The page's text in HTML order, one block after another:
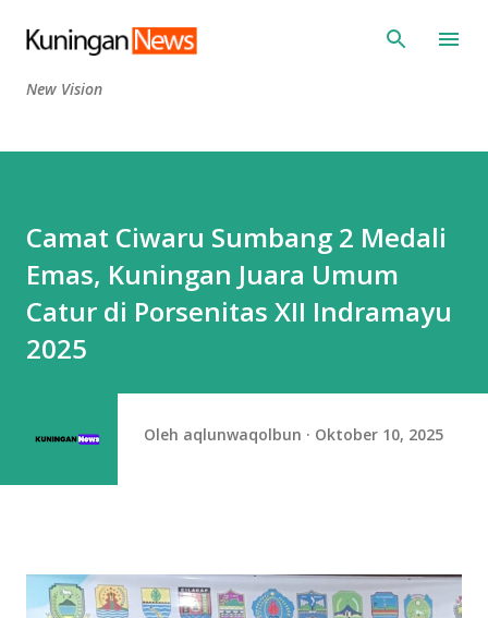
Langsung ke konten utama
New Vision
Camat Ciwaru Sumbang 2 Medali
Emas, Kuningan Juara Umum
Catur di Porsenitas XII Indramayu
2025
Oleh aqlunwaqolbun Oktober 10, 2025